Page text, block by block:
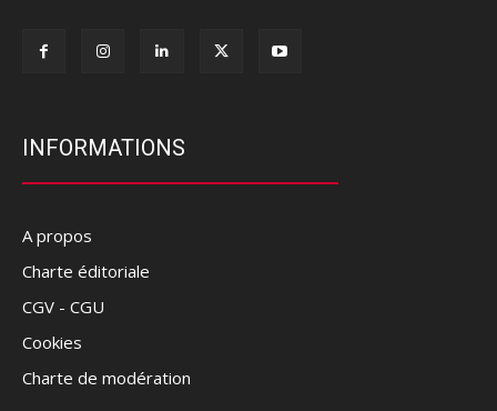
INFORMATIONS
A propos
Charte éditoriale
CGV - CGU
Cookies
Charte de modération